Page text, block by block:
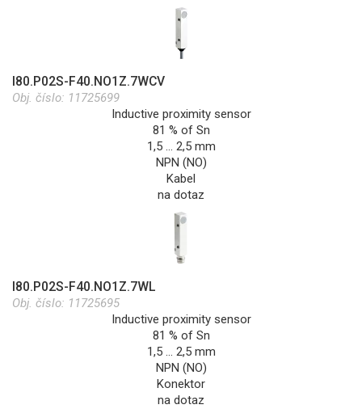
I80.P02S-F40.NO1Z.7WCV
Obj. číslo: 11725699
Inductive proximity sensor
81 % of Sn
1,5 … 2,5 mm
NPN (NO)
Kabel
na dotaz
I80.P02S-F40.NO1Z.7WL
Obj. číslo: 11725695
Inductive proximity sensor
81 % of Sn
1,5 … 2,5 mm
NPN (NO)
Konektor
na dotaz